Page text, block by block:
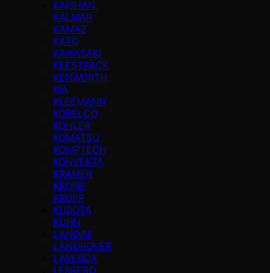
KAISHAN
KALMAR
KAMAZ
KATO
KAWASAKI
KEESTRACK
KENWORTH
KIA
KLEEMANN
KOBELCO
KOHLER
KOMATSU
KOMPTECH
KONVEKTA
KRAMER
KRONE
KRUPP
KUBOTA
KUHN
LANDINI
LANDROVER
LAVERDA
LEBRERO